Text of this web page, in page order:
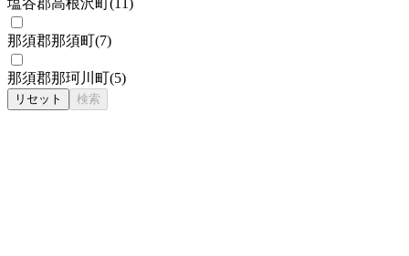
那須郡那須町(7)
那須郡那珂川町(5)
リセット 検索